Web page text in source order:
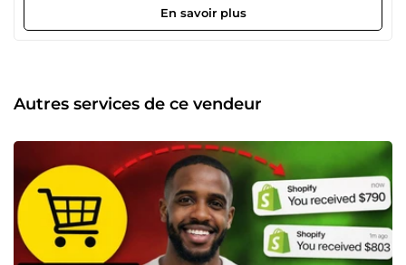
avec Ubuntu Consulting ? Parce que vous ne cherchez pas
un simple prestataire technique. Vous cherchez quelqu'un
mode&quot;. Nous prenons le temps d'écouter, d'analyser,
de comprendre votre business pour identifier ce dont vous
que la meilleure solution ne soit pas un agent IA ultra-
complexe. Elle peut être plus simple, plus stratégique,
plus humaine. Et c'est précisément pour cela que nous
existons : pour vous éviter les faux pas, les dépenses
inutiles et les choix précipités. Nous devenons votre
partenaire de transition digitale, celui qui vous guide, qui
vous éclaire, qui transforme vos opérations sans jamais
En savoir plus
Autres services de ce vendeur